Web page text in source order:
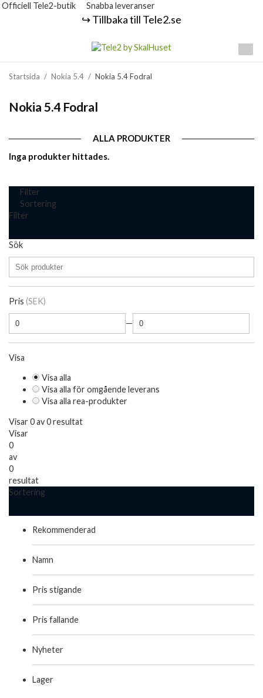
Officiell Tele2-butik Snabba leveranser
↪️ Tillbaka till Tele2.se
Startsida / Nokia 5.4 / Nokia 5.4 Fodral
Nokia 5.4 Fodral
ALLA PRODUKTER
Inga produkter hittades.
Filter
Sortering
Filter
Sök
Pris (SEK)
—
Visa
Visa alla
Visa alla för omgående leverans
Visa alla rea-produkter
Visar 0 av 0 resultat
Visar
0
av
0
resultat
Sortering
Rekommenderad
Namn
Pris stigande
Pris fallande
Nyheter
Lager